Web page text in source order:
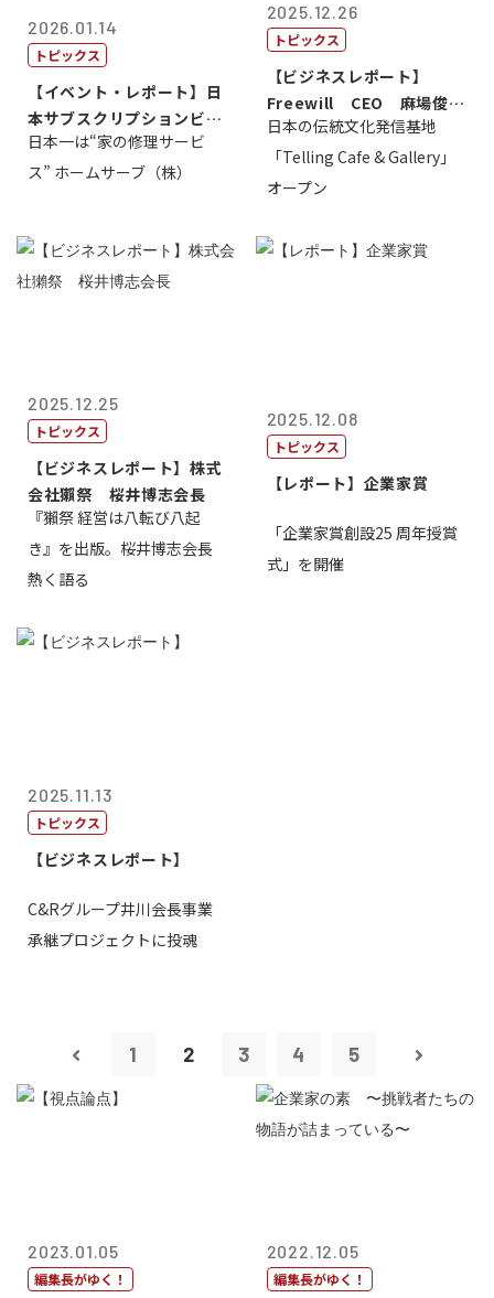
2026.01.14
トピックス
【イベント・レポート】日
本サブスクリプションビジ
ネス大賞20...
日本一は“家の修理サービ
ス” ホームサーブ（株）
2025.12.26
トピックス
【ビジネスレポート】
Freewill CEO 麻場俊行
氏
日本の伝統文化発信基地
「Telling Cafe & Gallery」
オープン
2025.12.25
トピックス
【ビジネスレポート】株式
会社獺祭 桜井博志会長
『獺祭 経営は八転び八起
き』を出版。桜井博志会長
熱く語る
2025.12.08
トピックス
【レポート】企業家賞
「企業家賞創設25 周年授賞
式」を開催
2025.11.13
トピックス
【ビジネスレポート】
C&Rグループ井川会長事業
承継プロジェクトに投魂
1 2 3 4 5
2023.01.05
編集長がゆく！
2022.12.05
編集長がゆく！